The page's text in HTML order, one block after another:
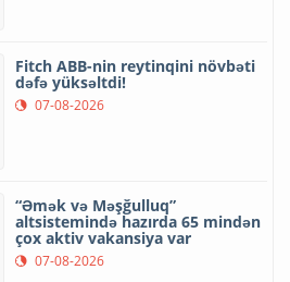
Fitch ABB-nin reytinqini növbəti
dəfə yüksəltdi!
07-08-2026
“Əmək və Məşğulluq”
altsistemində hazırda 65 mindən
çox aktiv vakansiya var
07-08-2026